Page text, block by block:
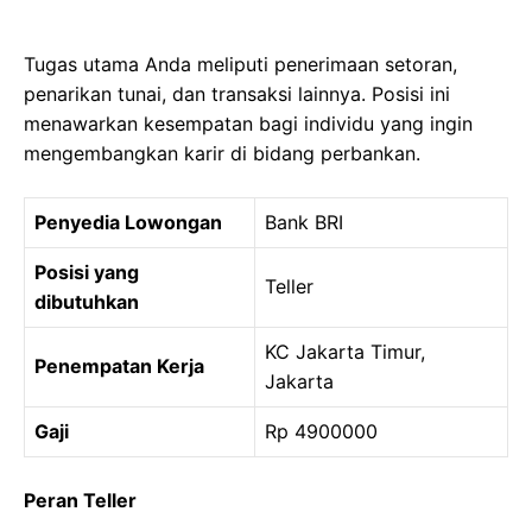
Tugas utama Anda meliputi penerimaan setoran,
penarikan tunai, dan transaksi lainnya. Posisi ini
menawarkan kesempatan bagi individu yang ingin
mengembangkan karir di bidang perbankan.
Penyedia Lowongan Bank BRI
Posisi yang
dibutuhkan
Teller
Penempatan Kerja
KC Jakarta Timur,
Jakarta
Gaji Rp 4900000
Peran Teller